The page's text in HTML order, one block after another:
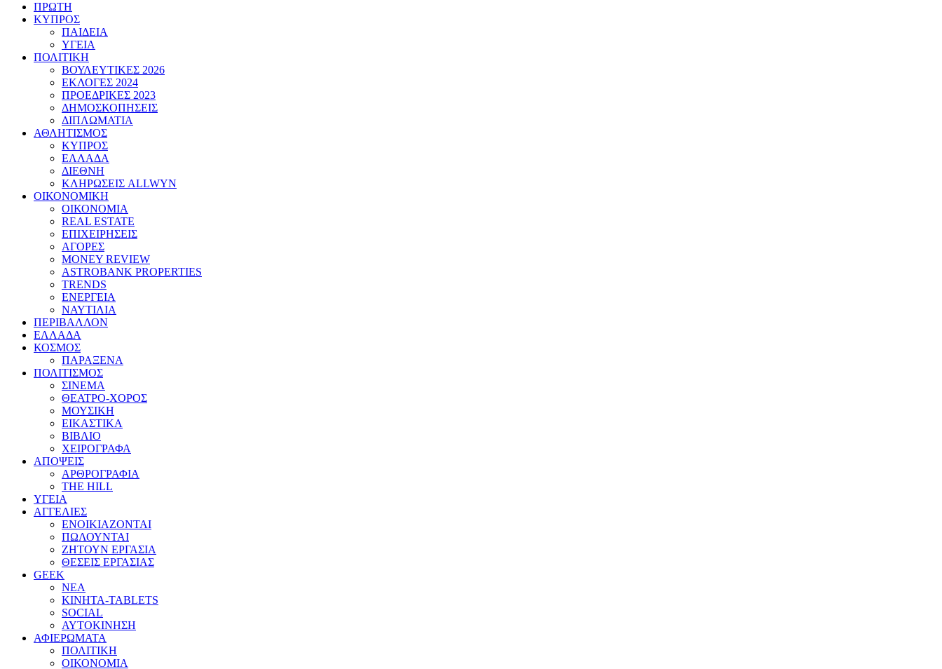
ΠΡΩΤΗ
ΚΥΠΡΟΣ
ΠΑΙΔΕΙΑ
ΥΓΕΙΑ
ΠΟΛΙΤΙΚΗ
ΒΟΥΛΕΥΤΙΚΕΣ 2026
ΕΚΛΟΓΕΣ 2024
ΠΡΟΕΔΡΙΚΕΣ 2023
ΔΗΜΟΣΚΟΠΗΣΕΙΣ
ΔΙΠΛΩΜΑΤΙΑ
ΑΘΛΗΤΙΣΜΟΣ
ΚΥΠΡΟΣ
ΕΛΛΑΔΑ
ΔΙΕΘΝΗ
ΚΛΗΡΩΣΕΙΣ ALLWYN
ΟΙΚΟΝΟΜΙΚΗ
ΟΙΚΟΝΟΜΙΑ
REAL ESTATE
ΕΠΙΧΕΙΡΗΣΕΙΣ
ΑΓΟΡΕΣ
MONEY REVIEW
ASTROBANK PROPERTIES
TRENDS
ΕΝΕΡΓΕΙΑ
ΝΑΥΤΙΛΙΑ
ΠΕΡΙΒΑΛΛΟΝ
ΕΛΛΑΔΑ
ΚΟΣΜΟΣ
ΠΑΡΑΞΕΝΑ
ΠΟΛΙΤΙΣΜΟΣ
ΣΙΝΕΜΑ
ΘΕΑΤΡΟ-ΧΟΡΟΣ
ΜΟΥΣΙΚΗ
ΕΙΚΑΣΤΙΚΑ
ΒΙΒΛΙΟ
ΧΕΙΡΟΓΡΑΦΑ
ΑΠΟΨΕΙΣ
ΑΡΘΡΟΓΡΑΦΙΑ
THE HILL
ΥΓΕΙΑ
ΑΓΓΕΛΙΕΣ
ΕΝΟΙΚΙΑΖΟΝΤΑΙ
ΠΩΛΟΥΝΤΑΙ
ΖΗΤΟΥΝ ΕΡΓΑΣΙΑ
ΘΕΣΕΙΣ ΕΡΓΑΣΙΑΣ
GEEK
ΝΕΑ
ΚΙΝΗΤΑ-TABLETS
SOCIAL
ΑΥΤΟΚΙΝΗΣΗ
ΑΦΙΕΡΩΜΑΤΑ
ΠΟΛΙΤΙΚΗ
ΟΙΚΟΝΟΜΙΑ